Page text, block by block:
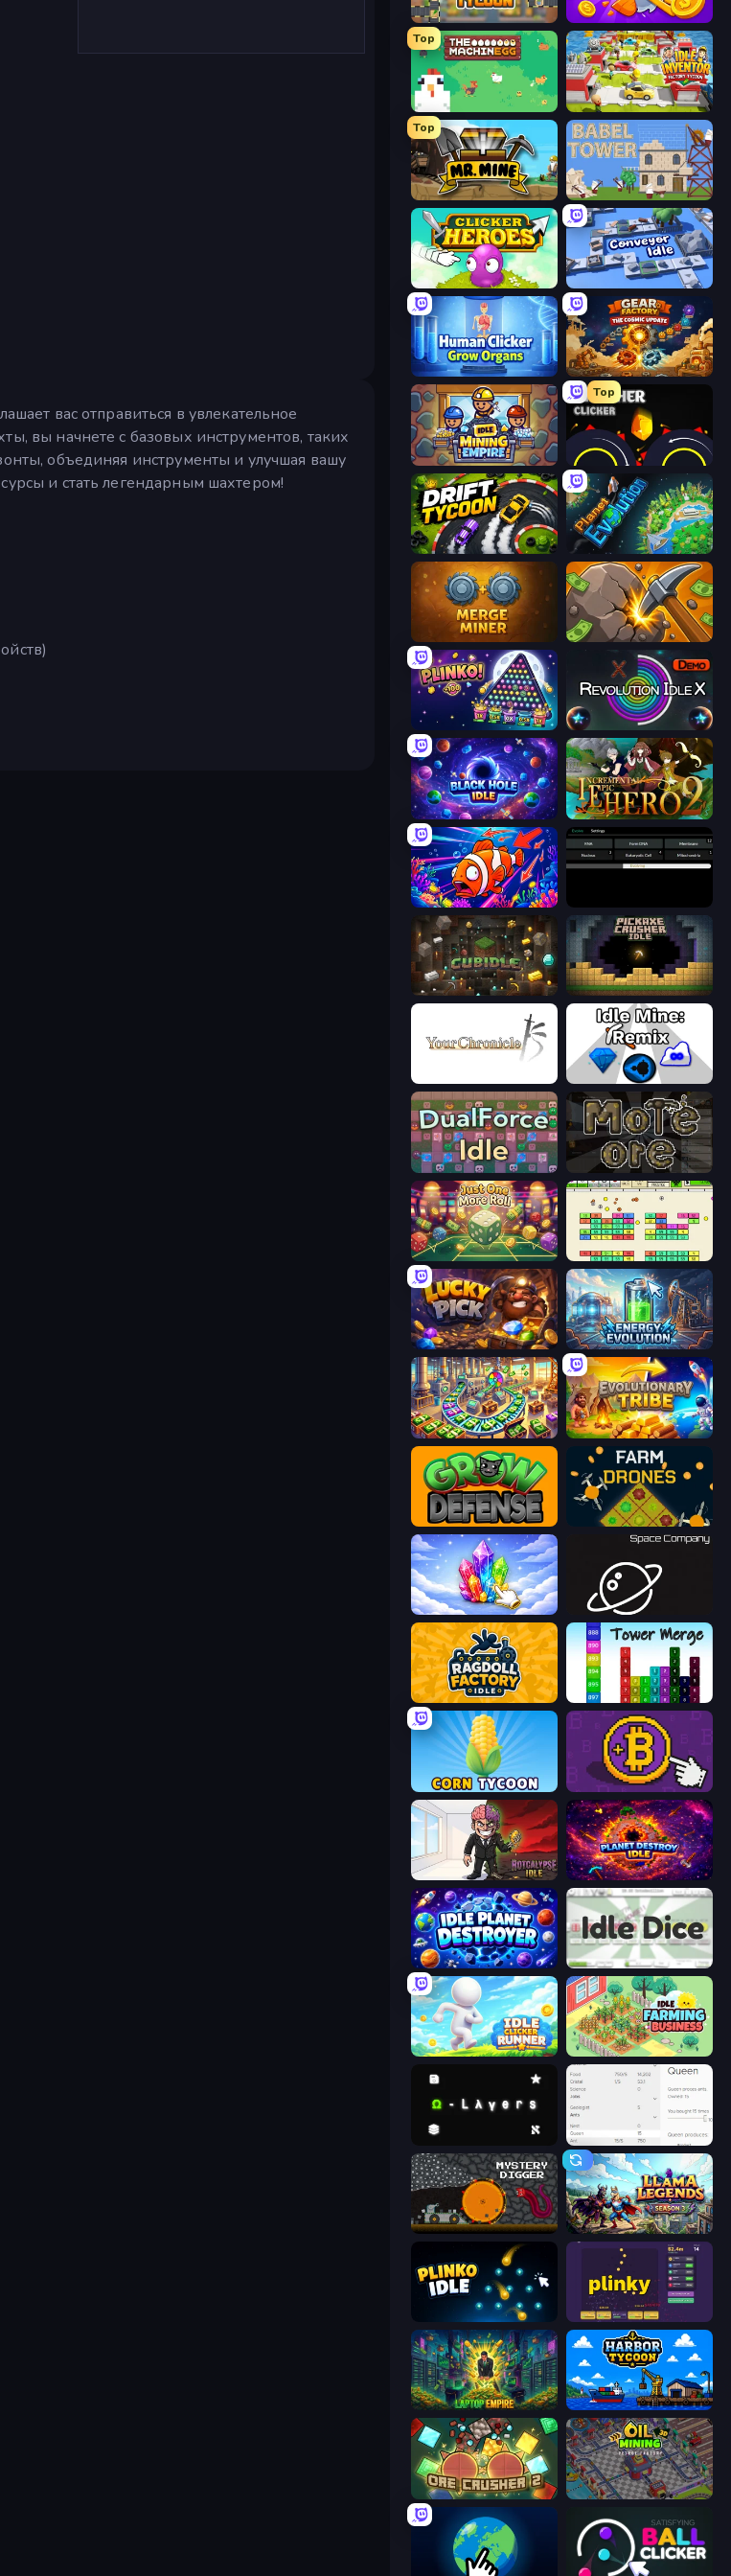
вас отправиться в увлекательное
вы начнете с базовых инструментов, таких
объединяя инструменты и улучшая вашу
и стать легендарным шахтером!
Leek Factory Tycoon Farm Ring Idle
Top
The MachinEGG Idle Inventor
Top
Mr. Mine Babel Tower
Clicker Heroes Conveyor Idle
Human Clicker: Grow Organs Gear Factory
Idle Mining Empire
Top
Crusher Clicker
Drift Tycoon Planet Evolution: Idle Clicker
Merge Miner Mine Clicker
PLINKO! Revolution Idle X
Black Hole Idle Incremental Epic Hero 2
Fish Catch Idle
Cubidle Pickaxe Crusher Idle
Idle Mine: Remix
DualForce Idle More Ore
Just One More Roll Idle Breakout
Lucky Pick Energy Evolution
Money Factory: Tycoon Idle Game Evolutionary Tribe
Grow Defense Farm Drones
Crystalia Idle Clicker Space Company
Ragdoll Factory Idle Tower Merge
Corn Tycoon Money Maker
Rotcalypse: Idle Incremental Planet Destroy Idle
Idle Planet Destroyer Idle Dice
Idle Clicker Runner Idle Farming Business
Omega Layers Idle Ants
Mystery Digger Llama Legends
Plinko Idle Plinky
Laptop Empire Harbor Tycoon
OreCrusher 2 Oil Mining 3D: Petrol Factory